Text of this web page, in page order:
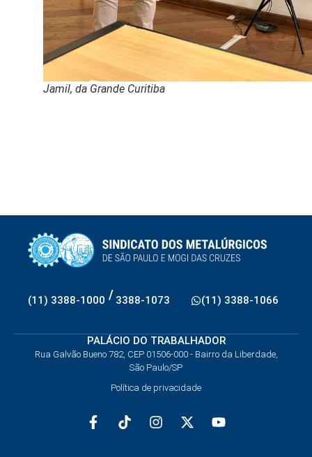
Jamil, da Grande Curitiba
(11) 3388-1000 / 3388-1073 (11) 3388-1066
PALÁCIO DO TRABALHADOR
Rua Galvão Bueno 782, CEP 01506-000 - Bairro da Liberdade,
São Paulo/SP
Política de privacidade